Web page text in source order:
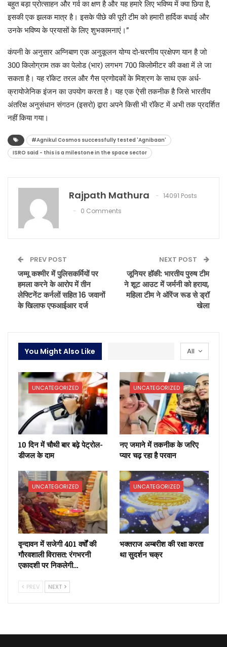
बहुत बड़ा प्रोत्साहन और गर्व का क्षण है और यह हमारे लिए भविष्य में क्या छिपा है,
इसकी एक झलक मात्र है। इसके पीछे की पूरी टीम को हमारी हार्दिक बधाई और
उनके भविष्य के प्रयासों के लिए शुभकामनाएं।”
कंपनी के अनुसार अग्निबाण एक अनुकूलन योग्य दो-चरणीय प्रक्षेपण यान है जो
300 किलोग्राम तक का पेलोड (भार) लगभग 700 किलोमीटर की कक्षा में ले जा
सकता है। यह रॉकेट तरल और गैस प्रणोदकों के मिश्रण के साथ एक अर्ध-
क्रायोजेनिक इंजन का उपयोग करता है। यह एक ऐसी तकनीक है जिसे भारतीय
अंतरिक्ष अनुसंधान संगठन (इसरो) द्वारा अपने किसी भी रॉकेट में अभी तक प्रदर्शित
नहीं किया गया।
#Agnikul Cosmos successfully tested 'Agnibaan'
ISRO said - this is a milestone in the space sector
Rajpath Mathura
14091 Posts
0 Comments
PREV POST
जम्मू कश्मीर में पुलिसकर्मियों पर
हमला करने के आरोप में तीन
लेफ्टिनेंट कर्नलों सहित 16 जवानों
के खिलाफ एफआईआर दर्ज
NEXT POST
जूनियर हॉकी: भारतीय पुरुष टीम
ने शूट आउट में जर्मनी को हराया,
महिला टीम ने ऑरेंज रूड से ड्रॉ
खेला
All
You Might Also Like
UNCATEGORIZED
10 दिन में चौथी बार बढ़े पेट्रोल-
डीजल के दाम
UNCATEGORIZED
नए जमाने में तकनीक के जरिए
प्यार चढ़ रहा है परवान
UNCATEGORIZED
वृन्दावन में सजेगी 401 वर्षों की
गौरवशाली विरासत: रंगभरनी
एकादशी पर निकलेगी…
UNCATEGORIZED
भक्तराज अम्बरीश की रक्षा करता
था सुदर्शन चक्र
PREV NEXT